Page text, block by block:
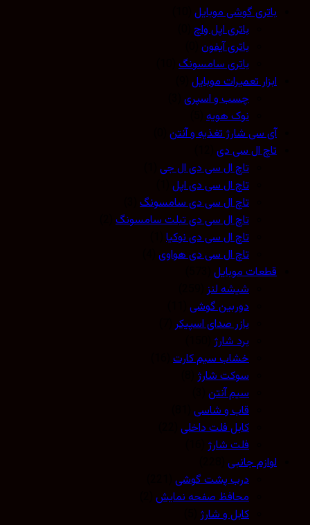
باتری گوشی موبایل(10)
باتری اپل واچ(0)
باتری آیفون(0)
باتری سامسونگ(10)
ابزار تعمیرات موبایل(9)
چسب و اسپری(3)
نوک هویه(5)
آی سی شارژ تغذیه و آنتن(0)
تاچ ال سی دی(12)
تاچ ال سی دی ال جی(1)
تاچ ال سی دی اپل(1)
تاچ ال سی دی سامسونگ(3)
تاچ ال سی دی تبلت سامسونگ(2)
تاچ ال سی دی نوکیا (1)
تاچ ال سی دی هواوی(4)
قطعات موبایل(573)
شیشه لنز(259)
دوربین گوشی(11)
بازر صدای اسپیکر(7)
برد شارژ(150)
خشاب سیم کارت(16)
سوکت شارژ(8)
سیم آنتن(3)
قاب و شاسی(81)
کابل فلت داخلی(22)
فلت شارژ(16)
لوازم جانبی(228)
درب پشت گوشی(221)
محافظ صفحه نمایش(2)
کابل و شارژ(5)